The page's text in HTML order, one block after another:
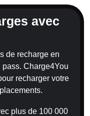
avec
de recharge en
Charge4You
recharger votre
plus de 100 000